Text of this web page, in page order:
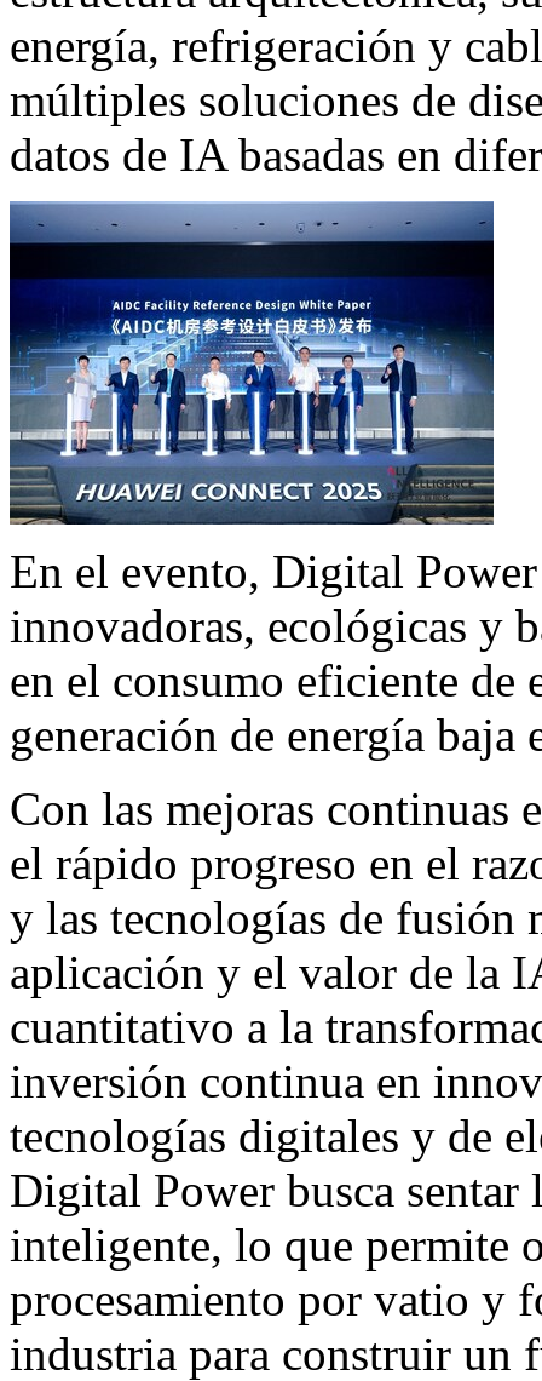
energía, refrigeración y
múltiples soluciones de
datos de IA basadas en
En el evento, Digital
innovadoras, ecológicas y
en el consumo eficiente
generación de energía baja
Con las mejoras continuas
el rápido progreso en el
y las tecnologías de fusión
aplicación y el valor de la
cuantitativo a la
inversión continua en
tecnologías digitales y de
Digital Power busca sentar
inteligente, lo que permite
procesamiento por vatio y
industria para construir un